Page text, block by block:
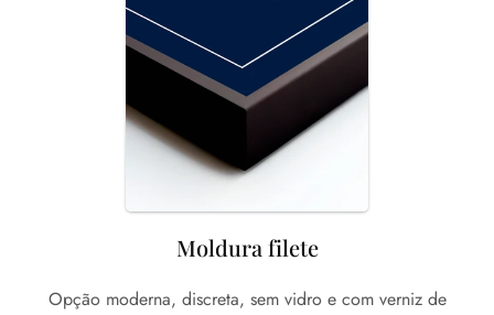
Moldura filete
Opção moderna, discreta, sem vidro e com verniz de